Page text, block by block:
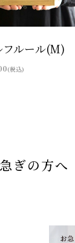
フルール(M)
(税込)
ぎの方へ